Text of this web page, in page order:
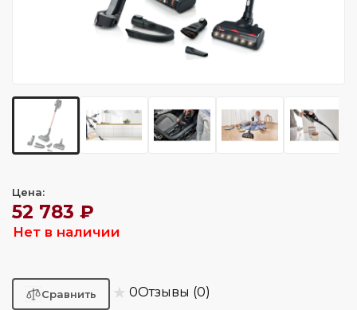
Цена:
52 783 ₽
Нет в наличии
★ 0Отзывы (0)